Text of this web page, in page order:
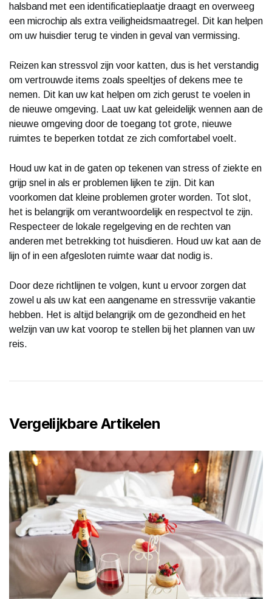
halsband met een identificatieplaatje draagt en overweeg
een microchip als extra veiligheidsmaatregel. Dit kan helpen
om uw huisdier terug te vinden in geval van vermissing.
Reizen kan stressvol zijn voor katten, dus is het verstandig
om vertrouwde items zoals speeltjes of dekens mee te
nemen. Dit kan uw kat helpen om zich gerust te voelen in
de nieuwe omgeving. Laat uw kat geleidelijk wennen aan de
nieuwe omgeving door de toegang tot grote, nieuwe
ruimtes te beperken totdat ze zich comfortabel voelt.
Houd uw kat in de gaten op tekenen van stress of ziekte en
grijp snel in als er problemen lijken te zijn. Dit kan
voorkomen dat kleine problemen groter worden. Tot slot,
het is belangrijk om verantwoordelijk en respectvol te zijn.
Respecteer de lokale regelgeving en de rechten van
anderen met betrekking tot huisdieren. Houd uw kat aan de
lijn of in een afgesloten ruimte waar dat nodig is.
Door deze richtlijnen te volgen, kunt u ervoor zorgen dat
zowel u als uw kat een aangename en stressvrije vakantie
hebben. Het is altijd belangrijk om de gezondheid en het
welzijn van uw kat voorop te stellen bij het plannen van uw
reis.
Vergelijkbare Artikelen